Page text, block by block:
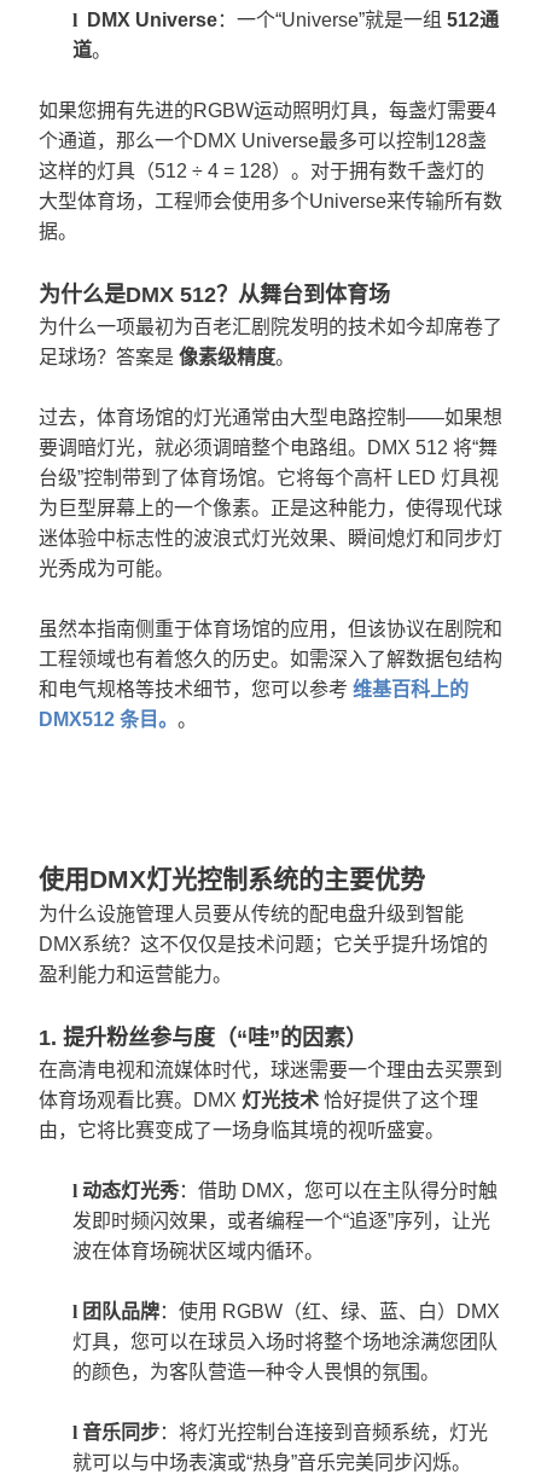
l DMX Universe：一个“Universe”就是一组 512通
道。
如果您拥有先进的RGBW运动照明灯具，每盏灯需要4
个通道，那么一个DMX Universe最多可以控制128盏
这样的灯具（512 ÷ 4 = 128）。对于拥有数千盏灯的
大型体育场，工程师会使用多个Universe来传输所有数
据。
为什么是DMX 512？从舞台到体育场
为什么一项最初为百老汇剧院发明的技术如今却席卷了
足球场？答案是 像素级精度。
过去，体育场馆的灯光通常由大型电路控制——如果想
要调暗灯光，就必须调暗整个电路组。DMX 512 将“舞
台级”控制带到了体育场馆。它将每个高杆 LED 灯具视
为巨型屏幕上的一个像素。正是这种能力，使得现代球
迷体验中标志性的波浪式灯光效果、瞬间熄灯和同步灯
光秀成为可能。
虽然本指南侧重于体育场馆的应用，但该协议在剧院和
工程领域也有着悠久的历史。如需深入了解数据包结构
和电气规格等技术细节，您可以参考 维基百科上的
DMX512 条目。 。
使用DMX灯光控制系统的主要优势
为什么设施管理人员要从传统的配电盘升级到智能
DMX系统？这不仅仅是技术问题；它关乎提升场馆的
盈利能力和运营能力。
1. 提升粉丝参与度（“哇”的因素）
在高清电视和流媒体时代，球迷需要一个理由去买票到
体育场观看比赛。DMX 灯光技术 恰好提供了这个理
由，它将比赛变成了一场身临其境的视听盛宴。
l 动态灯光秀：借助 DMX，您可以在主队得分时触
发即时频闪效果，或者编程一个“追逐”序列，让光
波在体育场碗状区域内循环。
l 团队品牌：使用 RGBW（红、绿、蓝、白）DMX
灯具，您可以在球员入场时将整个场地涂满您团队​​
的颜色，为客队营造一种令人畏惧的氛围。
l 音乐同步：将灯光控制台连接到音频系统，灯光
就可以与中场表演或“热身”音乐完美同步闪烁。